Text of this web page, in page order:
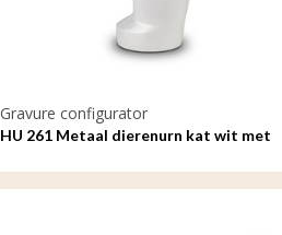
Gravure configurator
HU 261 Metaal dierenurn kat wit met